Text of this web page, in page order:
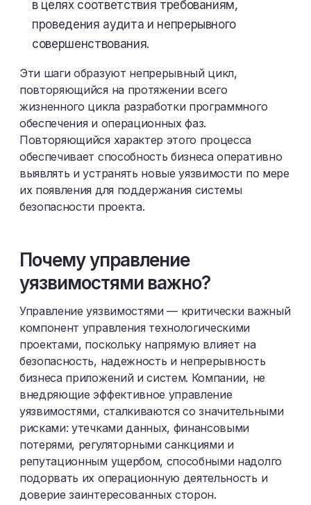
в целях соответствия требованиям,
проведения аудита и непрерывного
совершенствования.
Эти шаги образуют непрерывный цикл,
повторяющийся на протяжении всего
жизненного цикла разработки программного
обеспечения и операционных фаз.
Повторяющийся характер этого процесса
обеспечивает способность бизнеса оперативно
выявлять и устранять новые уязвимости по мере
их появления для поддержания системы
безопасности проекта.
Почему управление
уязвимостями важно?
Управление уязвимостями — критически важный
компонент управления технологическими
проектами, поскольку напрямую влияет на
безопасность, надежность и непрерывность
бизнеса приложений и систем. Компании, не
внедряющие эффективное управление
уязвимостями, сталкиваются со значительными
рисками: утечками данных, финансовыми
потерями, регуляторными санкциями и
репутационным ущербом, способными надолго
подорвать их операционную деятельность и
доверие заинтересованных сторон.